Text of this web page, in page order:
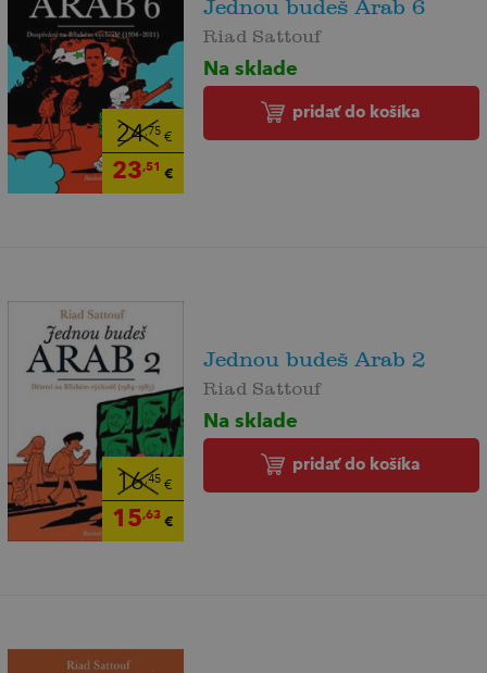
24,75€
23,51 €
Jednou budeš Arab 6
Riad Sattouf
Na sklade
pridať do košíka
16,45€
15,63€
Jednou budeš Arab 2
Riad Sattouf
Na sklade
pridať do košíka